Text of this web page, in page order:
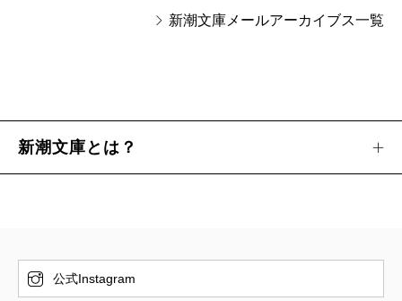
新潮文庫メールアーカイブス一覧
新潮文庫とは？
公式Instagram